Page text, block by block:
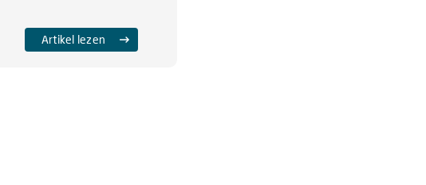
Artikel lezen